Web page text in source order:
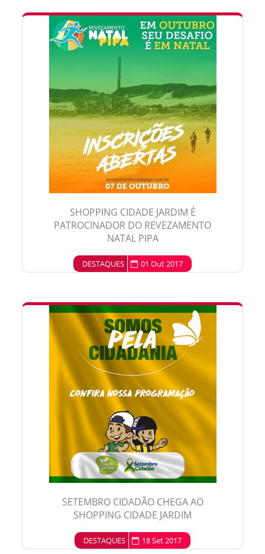
SHOPPING CIDADE JARDIM É
PATROCINADOR DO REVEZAMENTO
NATAL PIPA
DESTAQUES 01 Out 2017
SETEMBRO CIDADÃO CHEGA AO
SHOPPING CIDADE JARDIM
DESTAQUES 18 Set 2017